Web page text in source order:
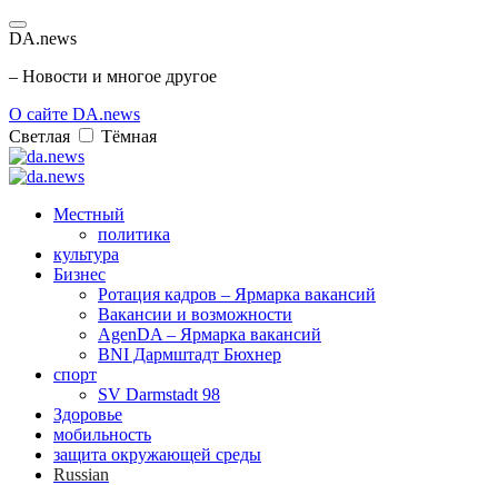
DA.news
– Новости и многое другое
О сайте DA.news
Светлая
Тёмная
Местный
политика
культура
Бизнес
Ротация кадров – Ярмарка вакансий
Вакансии и возможности
AgenDA – Ярмарка вакансий
BNI Дармштадт Бюхнер
спорт
SV Darmstadt 98
Здоровье
мобильность
защита окружающей среды
Russian